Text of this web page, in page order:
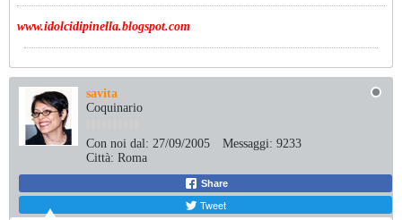
www.idolcidipinella.blogspot.com
savita
Coquinario
Con noi dal: 27/09/2005 Messaggi: 9233
Città: Roma
Share
Tweet